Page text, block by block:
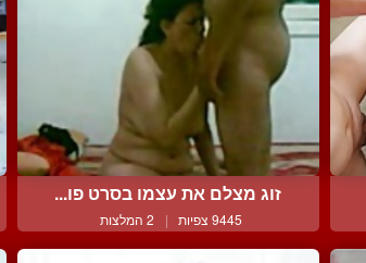
זוג מצלם את עצמו בסרט פו...
9445 צפיות | 2 המלצות